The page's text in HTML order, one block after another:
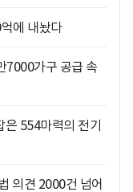
에 내놨다
7000가구 공급 속
554마력의 전기
의견 2000건 넘어